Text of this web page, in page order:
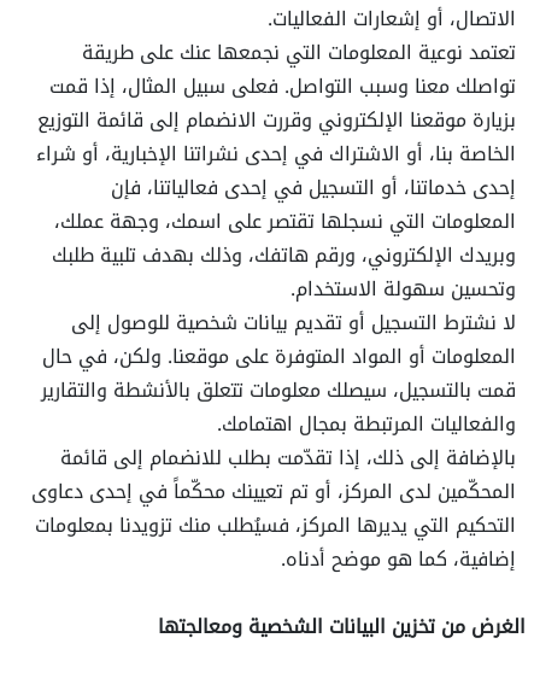
الاتصال، أو إشعارات الفعاليات.
تعتمد نوعية المعلومات التي نجمعها عنك على طريقة
تواصلك معنا وسبب التواصل. فعلى سبيل المثال، إذا قمت
بزيارة موقعنا الإلكتروني وقررت الانضمام إلى قائمة التوزيع
الخاصة بنا، أو الاشتراك في إحدى نشراتنا الإخبارية، أو شراء
إحدى خدماتنا، أو التسجيل في إحدى فعالياتنا، فإن
المعلومات التي نسجلها تقتصر على اسمك، وجهة عملك،
وبريدك الإلكتروني، ورقم هاتفك، وذلك بهدف تلبية طلبك
وتحسين سهولة الاستخدام.
لا نشترط التسجيل أو تقديم بيانات شخصية للوصول إلى
المعلومات أو المواد المتوفرة على موقعنا. ولكن، في حال
قمت بالتسجيل، سيصلك معلومات تتعلق بالأنشطة والتقارير
والفعاليات المرتبطة بمجال اهتمامك.
بالإضافة إلى ذلك، إذا تقدّمت بطلب للانضمام إلى قائمة
المحكّمين لدى المركز، أو تم تعيينك محكّماً في إحدى دعاوى
التحكيم التي يديرها المركز، فسيُطلب منك تزويدنا بمعلومات
إضافية، كما هو موضح أدناه.
الغرض من تخزين البيانات الشخصية ومعالجتها